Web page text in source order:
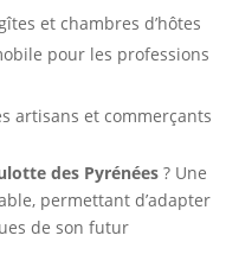
et chambres d’hôtes
pour les professions
artisans et commerçants
des Pyrénées ? Une
permettant d’adapter
de son futur